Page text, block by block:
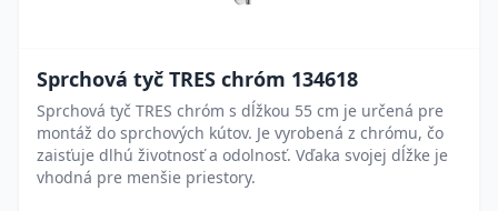
Sprchová tyč TRES chróm 134618
Sprchová tyč TRES chróm s dĺžkou 55 cm je určená pre
montáž do sprchových kútov. Je vyrobená z chrómu, čo
zaisťuje dlhú životnosť a odolnosť. Vďaka svojej dĺžke je
vhodná pre menšie priestory.